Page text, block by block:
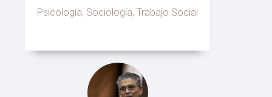
Psicología, Sociología, Trabajo Social